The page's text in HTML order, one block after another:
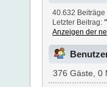
40.632
Letzter Beitrag:
Anzeigen der
376 Gäste, 0